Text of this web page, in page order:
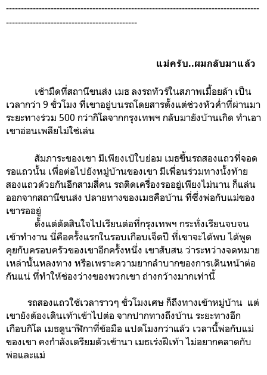
-------------------------------------------------------------------------------------
--------------------------------------------
แม่ครับ..ผมกลับมาแล้ว
เช้ามืดที่สถานีขนส่ง เมธ ลงรถทัวร์ในสภาพเมื้อยล้า เป็น
เวลากว่า 9 ชั่วโมง ที่เขาอยู่บนรถโดยสารตั้งแต่ช่วงหัวค่ำที่ผ่านมา
ระยะทางร่วม 500 กว่ากิโลจากกรุงเทพฯ กลับมายังบ้านเกิด ทำเอา
เขาอ่อนเพลียไม่ใช่เล่น
สัมภาระของเขา มีเพียงเป้ใบย่อม เมธขึ้นรถสองแถวที่จอด
รอแถวนั้น เพื่อต่อไปยังหมู่บ้านของเขา มีเพื่อนร่วมทางนั้งท้าย
สองแถวด้วยกันอีกสามสี่คน รถติดเครื่องรออยู่เพียงไม่นาน ก็แล่น
ออกจากสถานีขนส่ง ปลายทางของเมธคือบ้าน ที่ซึ่งพ่อกับแม่ของ
เขารออยู่
ตั้งแต่ตัดสินใจไปเรียนต่อที่กรุงเทพฯ กระทั่งเรียนจบจน
เข้าทำงาน นี่คือครั้งแรกในรอบเกือบเจ็ดปี ที่เขาจะได้พบ ได้พูด
คุยกับครอบครัวของเขาอีกครั้งหนึ่ง เขาสับสน ว่าระหว่างจดหมาย
เหล่านั้นหลงทาง หรือเพราะความยากลำบากของการเดินหน้าต่อ
กันแน่ ที่ทำให้ช่องว่างของพวกเขา ถ่างกว้างมากเท่านี้
รถสองแถวใช้เวลาราวๆ ชั่วโมงเศษ ก็ถึงทางเข้าหมู่บ้าน แต่
เขายังต้องเดินเท้าเข้าไปต่อ จากปากทางถึงบ้าน ระยะทางอีก
เกือบกิโล เมธดูนาฬิกาที่ข้อมือ แปดโมงกว่าแล้ว เวลานี้พ่อกับแม่
ของเขา คงกำลังเตรียมตัวเข้านา เมธเร่งฝีเท้า ไม่อยากคลาดกับ
พ่อและแม่